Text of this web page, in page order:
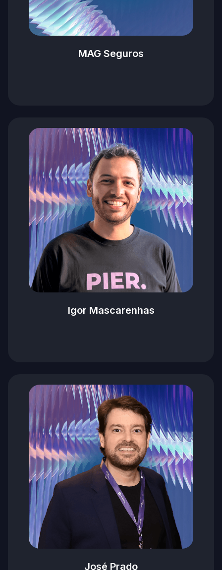
MAG Seguros
Igor Mascarenhas
José Prado